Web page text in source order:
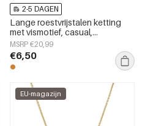
2-5 DAGEN
Lange roestvrijstalen ketting
met vismotief, casual,
alledaagse, eenvoudige serie
damessieraden
MSRP €20,99
€6,50
EU-magazijn